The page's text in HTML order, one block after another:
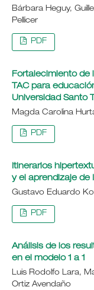
Bárbara Heguy,
Pellicer
PDF
Fortalecimiento de
TAC para
Universidad Santo
Magda Carolina
PDF
Itinerarios
y el aprendizaje de
Gustavo Eduardo
PDF
Análisis de los
en el modelo 1 a 1
Luis Rodolfo Lara,
Ortiz Avendaño